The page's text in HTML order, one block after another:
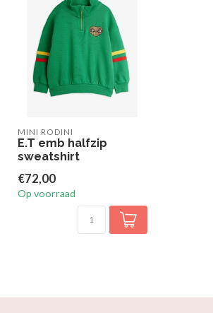
MINI RODINI
E.T emb halfzip
sweatshirt
€72,00
Op voorraad